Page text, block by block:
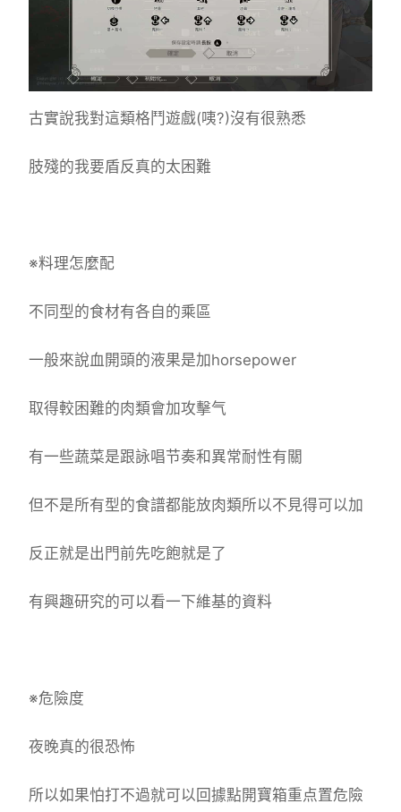
古實說我對這類格鬥遊戲(咦?)沒有很熟悉
肢殘的我要盾反真的太困難
※料理怎麼配
不同型的食材有各自的乘區
一般來說血開頭的液果是加horsepower
取得較困難的肉類會加攻擊气
有一些蔬菜是跟詠唱节奏和異常耐性有關
但不是所有型的食譜都能放肉類所以不見得可以加
反正就是出門前先吃飽就是了
有興趣研究的可以看一下維基的資料
※危險度
夜晚真的很恐怖
所以如果怕打不過就可以回據點開寶箱重点置危險